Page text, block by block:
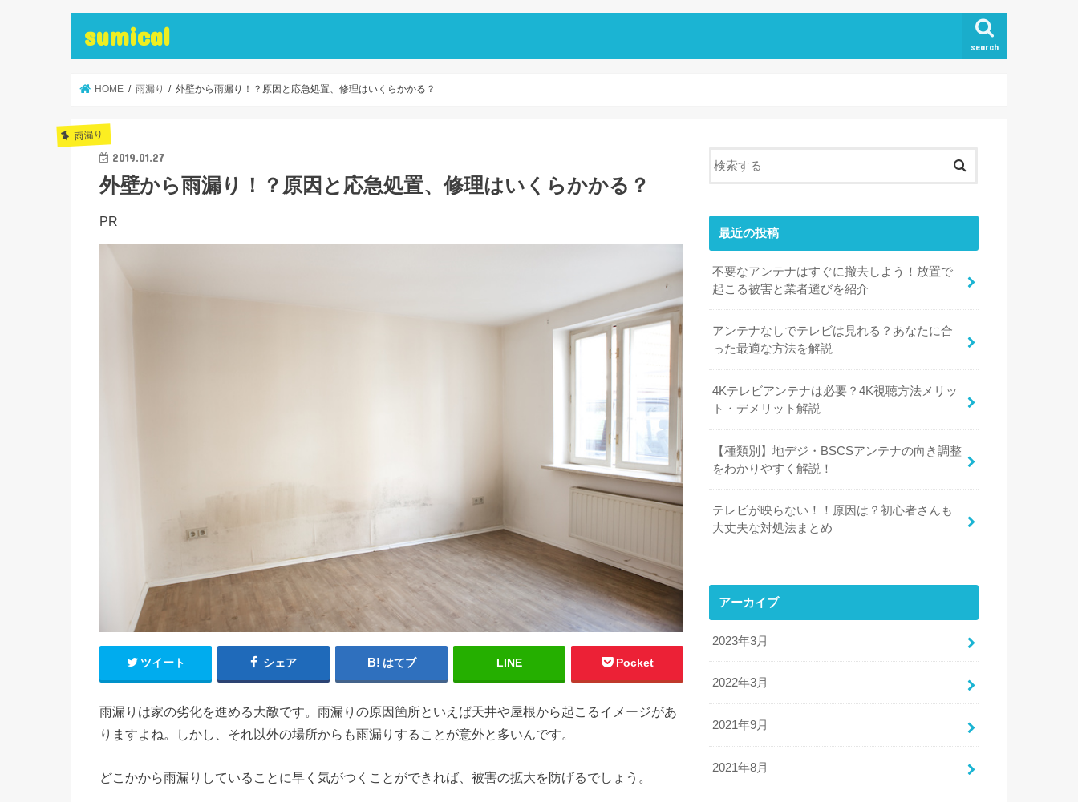
sumical search
HOME 雨漏り 外壁から雨漏り！？原因と応急処置、修理はいくらかかる？
雨漏り
2019.01.27
外壁から雨漏り！？原因と応急処置、修理はいくらかかる？
PR
ツイート シェア はてブ LINE Pocket
雨漏りは家の劣化を進める大敵です。雨漏りの原因箇所といえば天井や屋根から起こるイメージがあ
りますよね。しかし、それ以外の場所からも雨漏りすることが意外と多いんです。
どこかから雨漏りしていることに早く気がつくことができれば、被害の拡大を防げるでしょう。
最近の投稿
不要なアンテナはすぐに撤去しよう！放置で
起こる被害と業者選びを紹介
アンテナなしでテレビは見れる？あなたに合
った最適な方法を解説
​​4Kテレビアンテナは必要？4K視聴方法メリッ
ト・デメリット解説
【種類別】地デジ・BSCSアンテナの向き調整
をわかりやすく解説！
テレビが映らない！！原因は？初心者さんも
大丈夫な対処法まとめ
アーカイブ
2023年3月
2022年3月
2021年9月
2021年8月